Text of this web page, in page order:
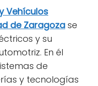
Vehículos
de Zaragoza se
y su
En él
de
y tecnologías